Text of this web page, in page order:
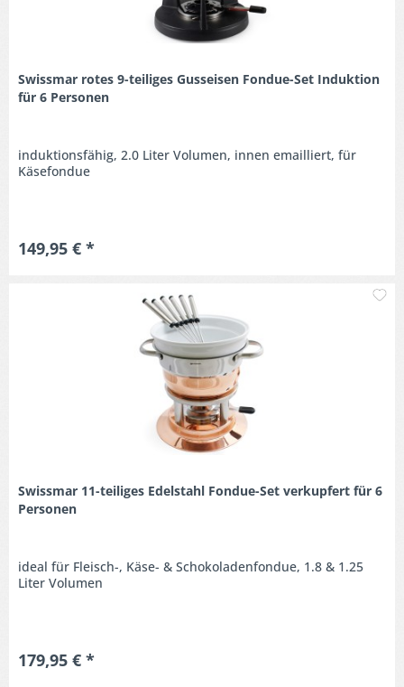
Swissmar rotes 9-teiliges Gusseisen Fondue-Set Induktion
für 6 Personen
induktionsfähig, 2.0 Liter Volumen, innen emailliert, für
Käsefondue
149,95 € *
Swissmar 11-teiliges Edelstahl Fondue-Set verkupfert für 6
Personen
ideal für Fleisch-, Käse- & Schokoladenfondue, 1.8 & 1.25
Liter Volumen
179,95 € *